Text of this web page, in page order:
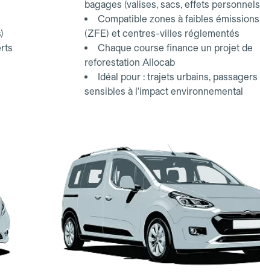
bagages (valises, sacs, effets
Compatible zones à faibles émissions
(ZFE) et centres-villes réglementés
Chaque course finance un projet de
reforestation Allocab
Idéal pour : trajets urbains, passagers
sensibles à l'impact environnemental